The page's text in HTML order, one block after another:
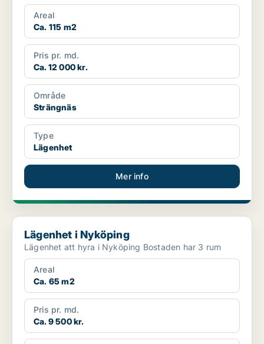
Areal
Ca. 115 m2
Pris pr. md.
Ca. 12 000 kr.
Område
Strängnäs
Type
Lägenhet
Mer info
Lägenhet i Nyköping
Lägenhet i Nyköping
Lägenhet att hyra i Nyköping Bostaden har 3 rum
Areal
Ca. 65 m2
Pris pr. md.
Ca. 9 500 kr.